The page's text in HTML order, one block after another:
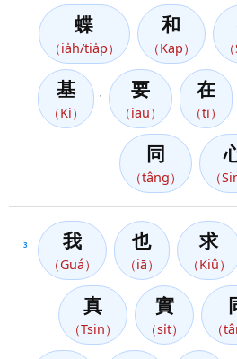
蝶
（ia̍h/tia̍p）
和
（Kap）
基
（Ki）
要
（iau）
在
（tī）
同
（tâng） （
3 我
（Guá）
也
（iā）
求
（Kiû）
真
（Tsin）
實
（si̍t） （